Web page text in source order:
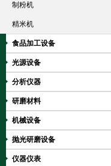
制粉机
精米机
食品加工设备
光源设备
分析仪器
研磨材料
机械设备
抛光研磨设备
仪器仪表